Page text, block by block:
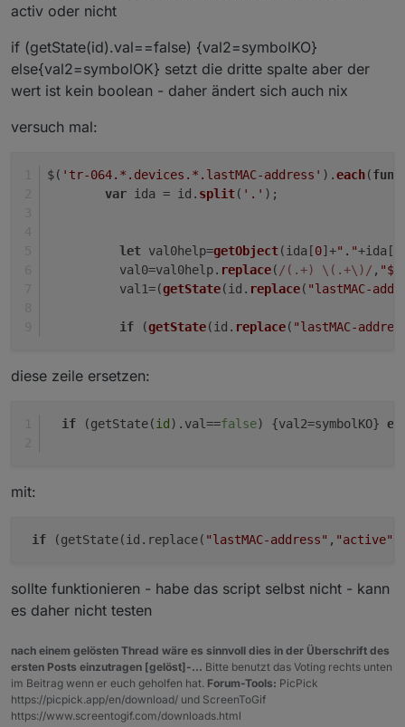
activ oder nicht
if (getState(id).val==false) {val2=symbolKO}
else{val2=symbolOK} setzt die dritte spalte aber der
wert ist kein boolean - daher ändert sich auch nix
versuch mal:
$( 'tr-064.*.devices.*.lastMAC-address' ).each(
var ida = id. split( '.' );
let val0help=getObject(ida[0]+"."+ida[
          val0=val0help.
replace( /(.+) \(.+\)/ ,
          val1=(
getState(id. replace( "lastMAC-
if (getState(id. replace( "lastMAC-
diese zeile ersetzen:
if (getState(id ).val==false) {val2=symbolKO}
mit:
if (getState(id.replace( "lastMAC-address" , "active"
sollte funktionieren - habe das script selbst nicht - kann
es daher nicht testen
nach einem gelösten Thread wäre es sinnvoll dies in der Überschrift des
ersten Posts einzutragen [gelöst]-... Bitte benutzt das Voting rechts unten
im Beitrag wenn er euch geholfen hat. Forum-Tools: PicPick
https://picpick.app/en/download/ und ScreenToGif
https://www.screentogif.com/downloads.html